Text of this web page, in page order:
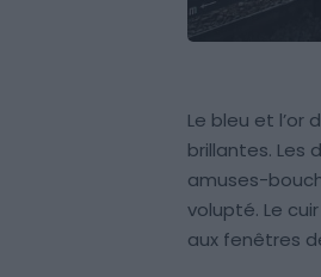
Le bleu et l’or
brillantes. Les
amuses-
volupté. Le
aux fenêtres